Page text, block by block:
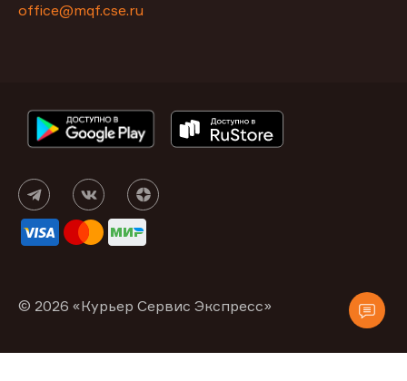
office@mqf.cse.ru
© 2026 «Курьер Сервис Экспресс»